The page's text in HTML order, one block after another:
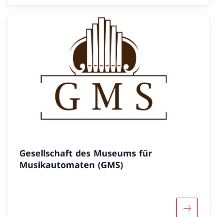
Gesellschaft des Museums für
Musikautomaten (GMS)
Mehr